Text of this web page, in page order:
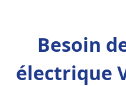
Besoin
électrique